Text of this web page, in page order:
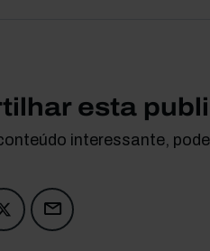
esta
interessante,